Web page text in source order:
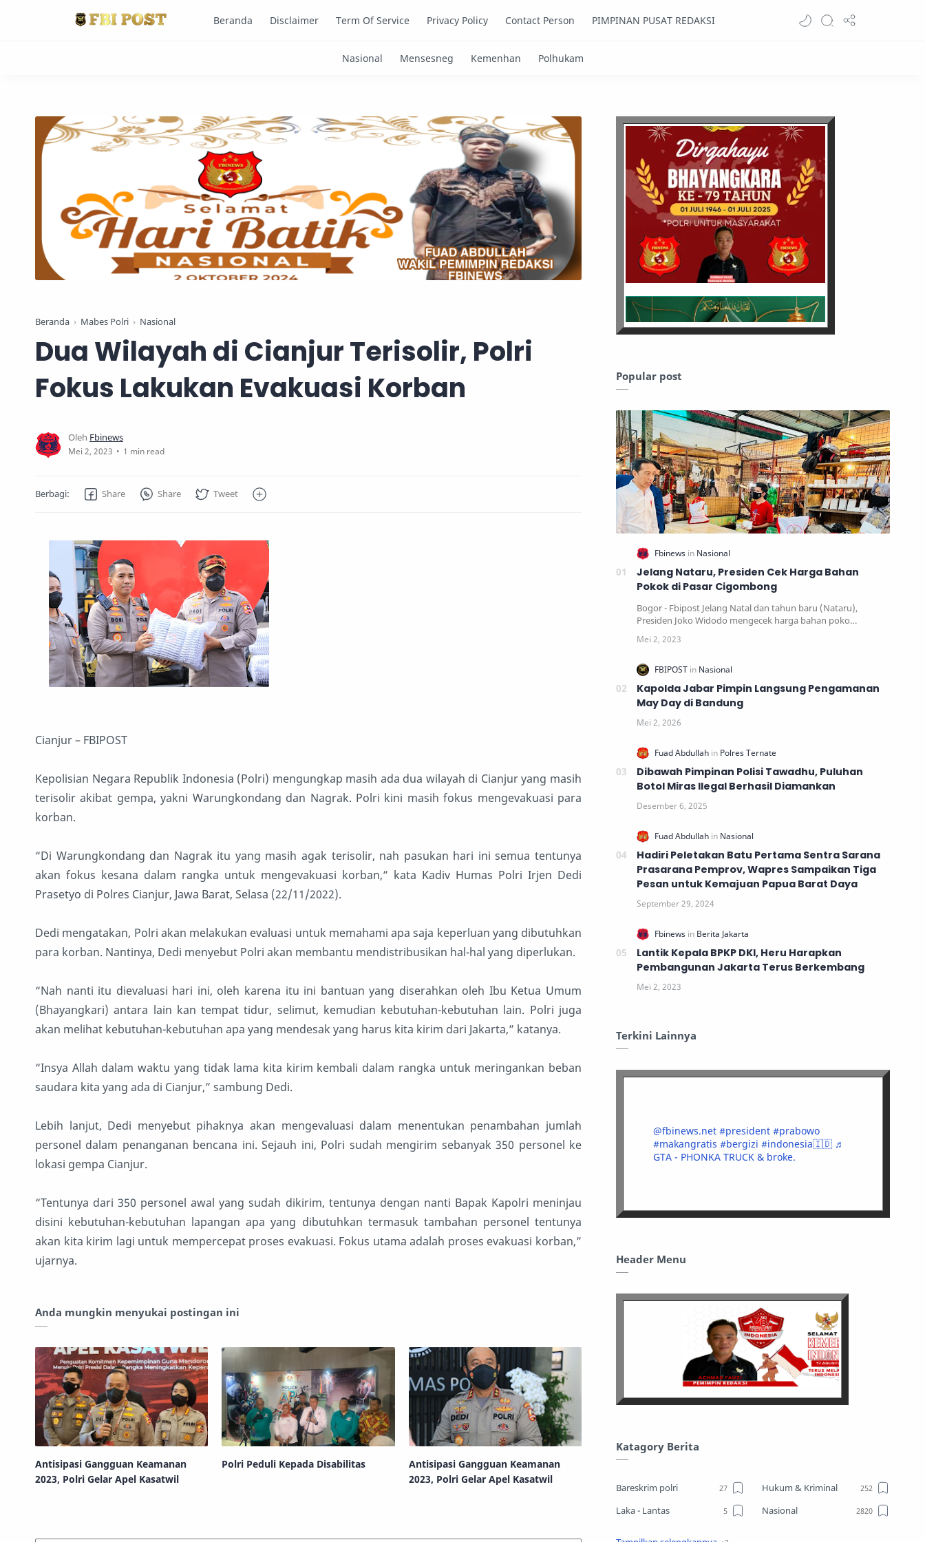
Beranda Disclaimer Term Of Service Privacy Policy Contact Person PIMPINAN PUSAT REDAKSI
Beranda Mabes Polri Nasional
Dua Wilayah di Cianjur Terisolir, Polri
Fokus Lakukan Evakuasi Korban
1 min read
Cianjur – FBIPOST
Kepolisian Negara Republik Indonesia (Polri) mengungkap masih ada dua wilayah di Cianjur yang masih
terisolir akibat gempa, yakni Warungkondang dan Nagrak. Polri kini masih fokus mengevakuasi para
korban.
“Di Warungkondang dan Nagrak itu yang masih agak terisolir, nah pasukan hari ini semua tentunya
akan fokus kesana dalam rangka untuk mengevakuasi korban,” kata Kadiv Humas Polri Irjen Dedi
Prasetyo di Polres Cianjur, Jawa Barat, Selasa (22/11/2022).
Dedi mengatakan, Polri akan melakukan evaluasi untuk memahami apa saja keperluan yang dibutuhkan
para korban. Nantinya, Dedi menyebut Polri akan membantu mendistribusikan hal-hal yang diperlukan.
“Nah nanti itu dievaluasi hari ini, oleh karena itu ini bantuan yang diserahkan oleh Ibu Ketua Umum
(Bhayangkari) antara lain kan tempat tidur, selimut, kemudian kebutuhan-kebutuhan lain. Polri juga
akan melihat kebutuhan-kebutuhan apa yang mendesak yang harus kita kirim dari Jakarta,” katanya.
“Insya Allah dalam waktu yang tidak lama kita kirim kembali dalam rangka untuk meringankan beban
saudara kita yang ada di Cianjur,” sambung Dedi.
Lebih lanjut, Dedi menyebut pihaknya akan mengevaluasi dalam menentukan penambahan jumlah
personel dalam penanganan bencana ini. Sejauh ini, Polri sudah mengirim sebanyak 350 personel ke
lokasi gempa Cianjur.
“Tentunya dari 350 personel awal yang sudah dikirim, tentunya dengan nanti Bapak Kapolri meninjau
disini kebutuhan-kebutuhan lapangan apa yang dibutuhkan termasuk tambahan personel tentunya
akan kita kirim lagi untuk mempercepat proses evakuasi. Fokus utama adalah proses evakuasi korban,”
ujarnya.
Anda mungkin menyukai postingan ini
Antisipasi Gangguan Keamanan
2023, Polri Gelar Apel Kasatwil
Polri Peduli Kepada Disabilitas
Antisipasi Gangguan Keamanan
2023, Polri Gelar Apel Kasatwil
Popular post
Jelang Nataru, Presiden Cek Harga Bahan
Pokok di Pasar Cigombong
Bogor - Fbipost Jelang Natal dan tahun baru (Nataru),
Presiden Joko Widodo mengecek harga bahan poko…
Kapolda Jabar Pimpin Langsung Pengamanan
May Day di Bandung
Dibawah Pimpinan Polisi Tawadhu, Puluhan
Botol Miras Ilegal Berhasil Diamankan
Hadiri Peletakan Batu Pertama Sentra Sarana
Prasarana Pemprov, Wapres Sampaikan Tiga
Pesan untuk Kemajuan Papua Barat Daya
Lantik Kepala BPKP DKI, Heru Harapkan
Pembangunan Jakarta Terus Berkembang
Terkini Lainnya
@fbinews.net #president #prabowo
#makangratis #bergizi #indonesia🇮🇩 ♬
GTA - PHONKA TRUCK & broke.
Header Menu
Katagory Berita
Bareskrim polri
Hukum & Kriminal
Laka - Lantas
Nasional